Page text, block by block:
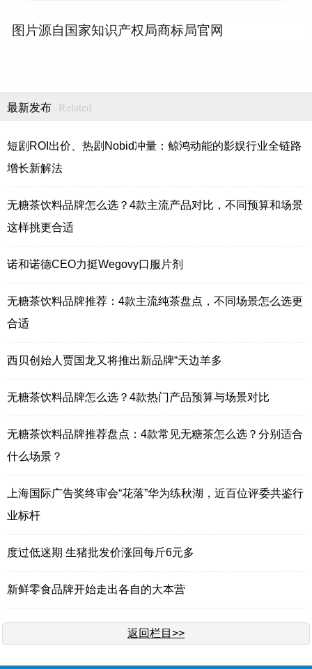
图片源自国家知识产权局商标局官网
最新发布 Related
短剧ROI出价、热剧Nobid冲量：鲸鸿动能的影娱行业全链路
增长新解法
无糖茶饮料品牌怎么选？4款主流产品对比，不同预算和场景
这样挑更合适
诺和诺德CEO力挺Wegovy口服片剂
无糖茶饮料品牌推荐：4款主流纯茶盘点，不同场景怎么选更
合适
西贝创始人贾国龙又将推出新品牌“天边羊多
无糖茶饮料品牌怎么选？4款热门产品预算与场景对比
无糖茶饮料品牌推荐盘点：4款常见无糖茶怎么选？分别适合
什么场景？
上海国际广告奖终审会“花落”华为练秋湖，近百位评委共鉴行
业标杆
度过低迷期 生猪批发价涨回每斤6元多
新鲜零食品牌开始走出各自的大本营
返回栏目>>